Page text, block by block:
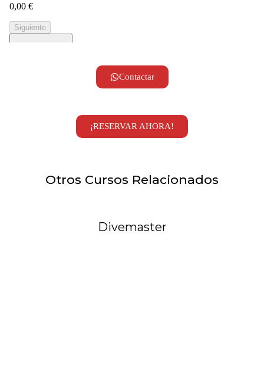
Contactar
¡RESERVAR AHORA!
Otros Cursos Relacionados
Divemaster